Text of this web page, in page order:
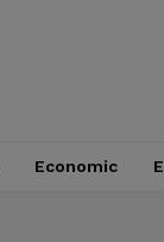
Economic